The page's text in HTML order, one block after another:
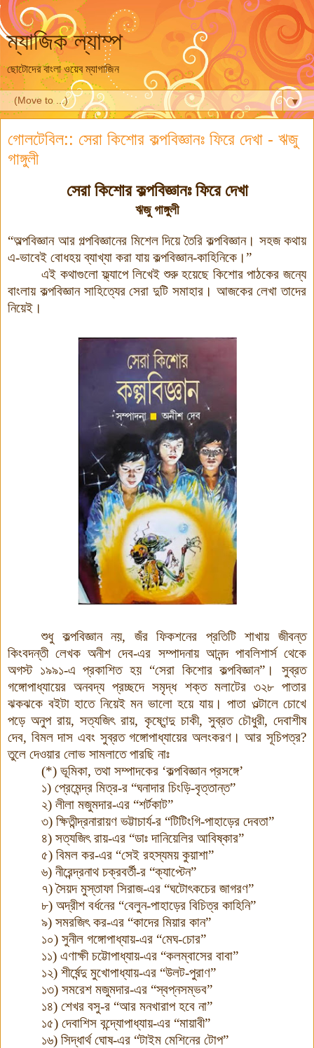
ম্যাজিক ল্যাম্প
ছোটোদের বাংলা ওয়েব ম্যাগাজিন
▼
গোলটেবিল:: সেরা কিশোর কল্পবিজ্ঞানঃ ফিরে দেখা - ঋজু
গাঙ্গুলী
সেরা কিশোর কল্পবিজ্ঞানঃ ফিরে দেখা
ঋজু গাঙ্গুলী
“অল্পবিজ্ঞান আর গল্পবিজ্ঞানের মিশেল দিয়ে তৈরি কল্পবিজ্ঞান। সহজ কথায়
এ-ভাবেই বোধহয় ব্যাখ্যা করা যায় কল্পবিজ্ঞান-কাহিনিকে।”
এই কথাগুলো ফ্ল্যাপে লিখেই শুরু হয়েছে কিশোর পাঠকের জন্যে
বাংলায় কল্পবিজ্ঞান সাহিত্যের সেরা দুটি সমাহার। আজকের লেখা তাদের
নিয়েই।
শুধু কল্পবিজ্ঞান নয়, জঁর ফিকশনের প্রতিটি শাখায় জীবন্ত
কিংবদন্তী লেখক অনীশ দেব-এর সম্পাদনায় আনন্দ পাবলিশার্স থেকে
অগস্ট ১৯৯১-এ প্রকাশিত হয় “সেরা কিশোর কল্পবিজ্ঞান”। সুব্রত
গঙ্গোপাধ্যায়ের অনবদ্য প্রচ্ছদে সমৃদ্ধ শক্ত মলাটের ৩২৮ পাতার
ঝকঝকে বইটা হাতে নিয়েই মন ভালো হয়ে যায়। পাতা ওল্টালে চোখে
পড়ে অনুপ রায়, সত্যজিৎ রায়, কৃষ্ণেন্দু চাকী, সুব্রত চৌধুরী, দেবাশীষ
দেব, বিমল দাস এবং সুব্রত গঙ্গোপাধ্যায়ের অলংকরণ। আর সূচিপত্র?
তুলে দেওয়ার লোভ সামলাতে পারছি নাঃ
(*) ভূমিকা, তথা সম্পাদকের ‘কল্পবিজ্ঞান প্রসঙ্গে’
১) প্রেমেন্দ্র মিত্র-র “ঘনাদার চিংড়ি-বৃত্তান্ত”
২) লীলা মজুমদার-এর “শর্টকাট”
৩) ক্ষিতীন্দ্রনারায়ণ ভট্টাচার্য-র “টিটিংগি-পাহাড়ের দেবতা”
৪) সত্যজিৎ রায়-এর “ডাঃ দানিয়েলির আবিষ্কার”
৫) বিমল কর-এর “সেই রহস্যময় কুয়াশা”
৬) নীরেন্দ্রনাথ চক্রবর্তী-র “ক্যাপ্টেন”
৭) সৈয়দ মুস্তাফা সিরাজ-এর “ঘটোৎকচের জাগরণ”
৮) অদ্রীশ বর্ধনের “বেলুন-পাহাড়ের বিচিত্র কাহিনি”
৯) সমরজিৎ কর-এর “কাদের মিয়ার কান”
১০) সুনীল গঙ্গোপাধ্যায়-এর “মেঘ-চোর”
১১) এণাক্ষী চট্টোপাধ্যায়-এর “কলম্বাসের বাবা”
১২) শীর্ষেন্দু মুখোপাধ্যায়-এর “উলট-পুরাণ”
১৩) সমরেশ মজুমদার-এর “স্বপ্নসম্ভব”
১৪) শেখর বসু-র “আর মনখারাপ হবে না”
১৫) দেবাশিস বন্দ্যোপাধ্যায়-এর “মায়াবী”
১৬) সিদ্ধার্থ ঘোষ-এর “টাইম মেশিনের টোপ”